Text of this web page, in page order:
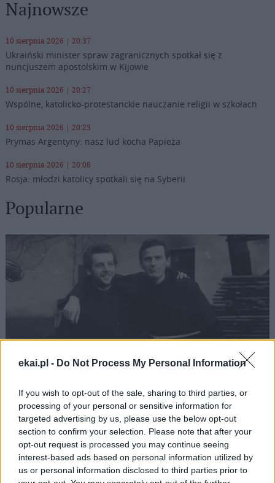
ekai.pl - Do Not Process My Personal Information
If you wish to opt-out of the sale, sharing to third parties, or
processing of your personal or sensitive information for
targeted advertising by us, please use the below opt-out
section to confirm your selection. Please note that after your
opt-out request is processed you may continue seeing
interest-based ads based on personal information utilized by
us or personal information disclosed to third parties prior to
Najnowsze
10 sierpnia 2026 | 20:37
Ukraiński minister spraw zagranicznych spotkał się z
nuncjuszem apostolskim w Kijowie
10 sierpnia 2026 | 20:27
Wspólne, katolicko-protestanckie nauczanie religii w szkołach
10 sierpnia 2026 | 20:23
Prymas Argentyny: nasz lud kocha Papieża
10 sierpnia 2026 | 20:08
Rosja: młodzi katolicy spotkali się na Syberii
Popularne
35. rocznica męczeńskiej śmierci błogosławionych
franciszkanów z Pariacoto – o. Zbigniewa
Strzałkowskiego i o. Michała Tomaszka